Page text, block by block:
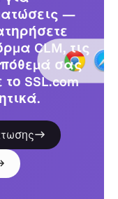
—
CLM, τις
σας
SSL.com